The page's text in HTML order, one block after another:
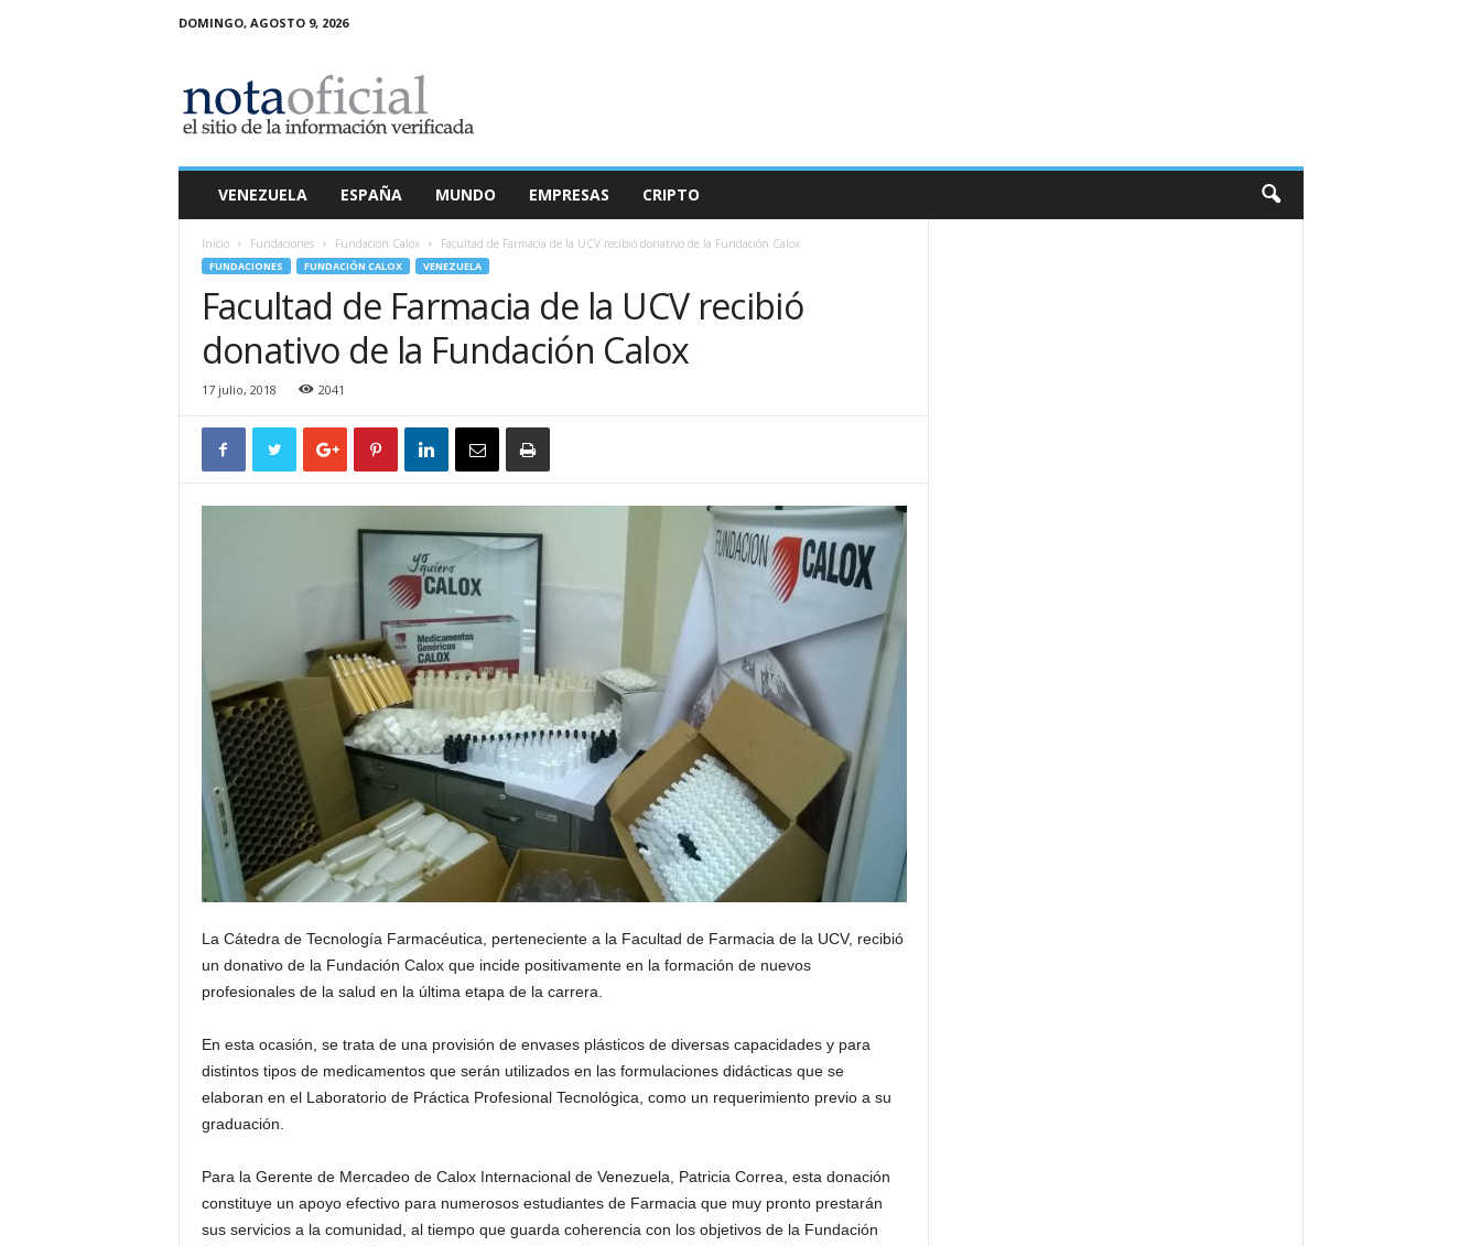
DOMINGO, AGOSTO 9, 2026
a
O
VENEZUELA ESPAÑA MUNDO EMPRESAS CRIPTO
Inicio Fundaciones Fundación Calox Facultad de Farmacia de la UCV recibió donativo de la Fundación Calox
FUNDACIONES FUNDACIÓN CALOX VENEZUELA
Facultad de Farmacia de la UCV recibió
donativo de la Fundación Calox
17 julio, 2018 2041
La Cátedra de Tecnología Farmacéutica, perteneciente a la Facultad de Farmacia de la UCV, recibió
un donativo de la Fundación Calox que incide positivamente en la formación de nuevos
profesionales de la salud en la última etapa de la carrera.
En esta ocasión, se trata de una provisión de envases plásticos de diversas capacidades y para
distintos tipos de medicamentos que serán utilizados en las formulaciones didácticas que se
elaboran en el Laboratorio de Práctica Profesional Tecnológica, como un requerimiento previo a su
graduación.
Para la Gerente de Mercadeo de Calox Internacional de Venezuela, Patricia Correa, esta donación
constituye un apoyo efectivo para numerosos estudiantes de Farmacia que muy pronto prestarán
sus servicios a la comunidad, al tiempo que guarda coherencia con los objetivos de la Fundación